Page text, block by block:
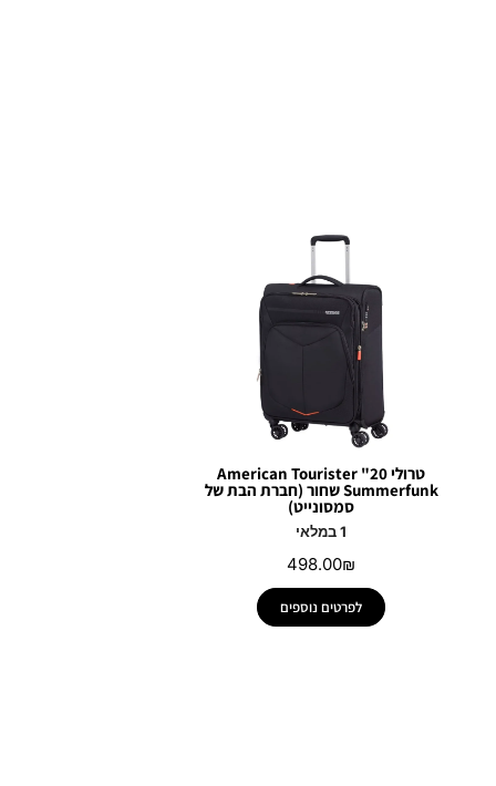
טרולי 20" American Tourister
Summerfunk שחור (חברת הבת של
סמסונייט)
1 במלאי
498.00₪
לפרטים נוספים